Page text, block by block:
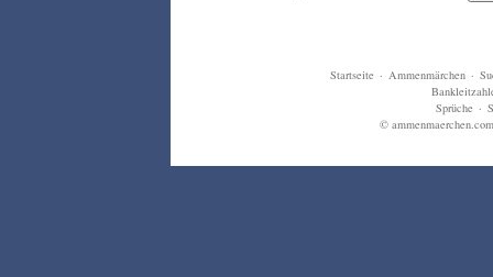
Startseite · Ammenmärchen ·
Sprüche ·
©